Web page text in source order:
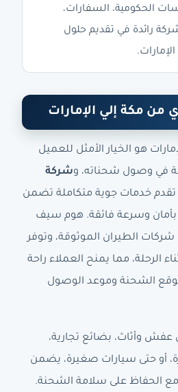
الحكومية، السفارات،
رائدة في تقديم حلول
من مكة إلي الإمارات
هو الخيار الأمثل للعميل
في وصول شحناته، وشركة
تقدم خدمات جوية متكاملة تضمن
وسرعة فائقة. هوم سيف
الطيران الموثوقة، وتوفر
الرحلة، مما يمنح العملاء راحة
الشحنة وموعد الوصول
وأثاث، بضائع تجارية،
أو حتى سيارات صغيرة، يضمن
الحفاظ على سلامة الشحنة.